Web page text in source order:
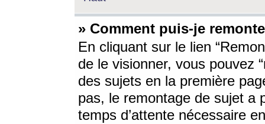
» Comment puis-je
En cliquant sur le lien
de le visionner, vous pouvez
des sujets en la première
pas, le remontage de sujet a
temps d’attente nécessaire